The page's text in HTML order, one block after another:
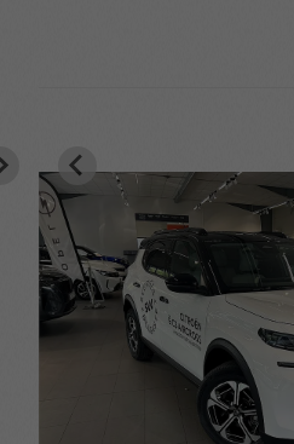
Lastnät i
bagageutrymmet
Matrix LED-strålkastare
Motoriserad handsfree